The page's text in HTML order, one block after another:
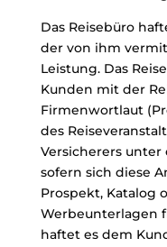
Das Reisebüro
der von ihm
Leistung. Das
Kunden mit der
Firmenwortlaut
des
Versicherers
sofern sich diese
Prospekt, Katalog
Werbeunterlagen
haftet es dem